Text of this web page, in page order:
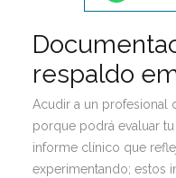
respaldo
Acudir a un profesional
porque podrá evaluar
informe clínico que
experimentando; estos